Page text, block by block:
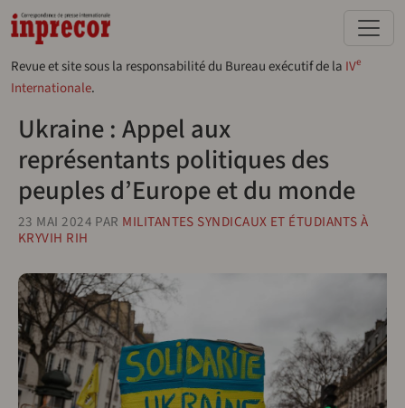
Aller au contenu principal
Revue et site sous la responsabilité du Bureau exécutif de la IVe
Internationale.
Ukraine : Appel aux
représentants politiques des
peuples d’Europe et du monde
23 MAI 2024 PAR MILITANTES SYNDICAUX ET ÉTUDIANTS À
KRYVIH RIH